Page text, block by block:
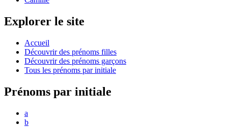
Explorer le site
Accueil
Découvrir des prénoms filles
Découvrir des prénoms garçons
Tous les prénoms par initiale
Prénoms par initiale
a
b